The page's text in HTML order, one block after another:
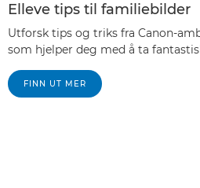
Elleve tips til familiebilder
Utforsk tips og triks fra Canon-
som hjelper deg med å ta
FINN UT MER